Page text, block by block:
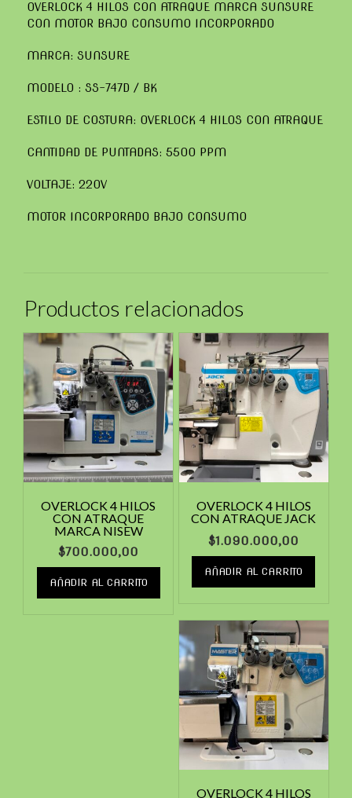
OVERLOCK 4 HILOS CON ATRAQUE MARCA SUNSURE
CON MOTOR BAJO CONSUMO INCORPORADO
MARCA: SUNSURE
MODELO : SS-747D / BK
ESTILO DE COSTURA: OVERLOCK 4 HILOS CON ATRAQUE
CANTIDAD DE PUNTADAS: 5500 PPM
VOLTAJE: 220V
MOTOR INCORPORADO BAJO CONSUMO
Productos relacionados
OVERLOCK 4 HILOS
CON ATRAQUE
MARCA NISEW
$700.000,00
AÑADIR AL CARRITO
OVERLOCK 4 HILOS
CON ATRAQUE JACK
$1.090.000,00
AÑADIR AL CARRITO
OVERLOCK 4 HILOS